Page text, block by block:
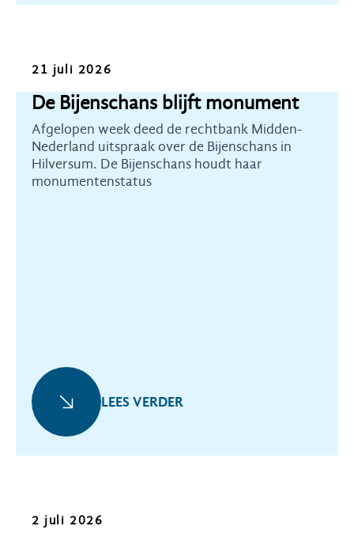
Nieuws
21 juli 2026
De Bijenschans blijft monument
Afgelopen week deed de rechtbank Midden-
Nederland uitspraak over de Bijenschans in
Hilversum. De Bijenschans houdt haar
monumentenstatus
LEES VERDER
Oproep
2 juli 2026